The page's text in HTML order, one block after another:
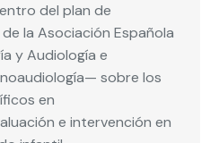
del plan de
la Asociación Española
y Audiología e
sobre los
en
e intervención en